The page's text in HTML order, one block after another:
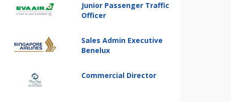
Junior Passenger Traffic
Officer
Sales Admin Executive
Benelux
Commercial Director